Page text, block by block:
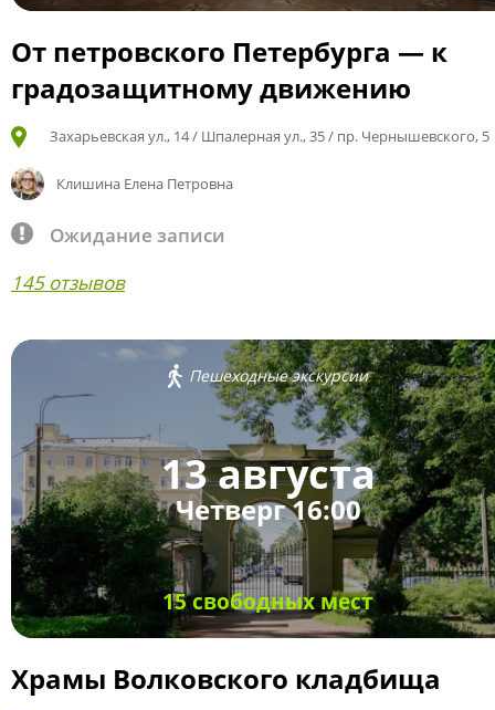
От петровского Петербурга — к
градозащитному движению
Захарьевская ул., 14 / Шпалерная ул., 35 / пр. Чернышевского, 5
Клишина Елена Петровна
Ожидание записи
145 отзывов
Пешеходные экскурсии
13 августа
Четверг 16:00
15 свободных мест
Храмы Волковского кладбища